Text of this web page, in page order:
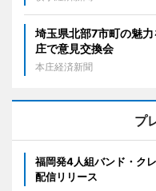
埼玉県北部7市町の魅
庄で意見交換会
本庄経済新聞
プ
福岡発4人組バンド・ク
配信リリース